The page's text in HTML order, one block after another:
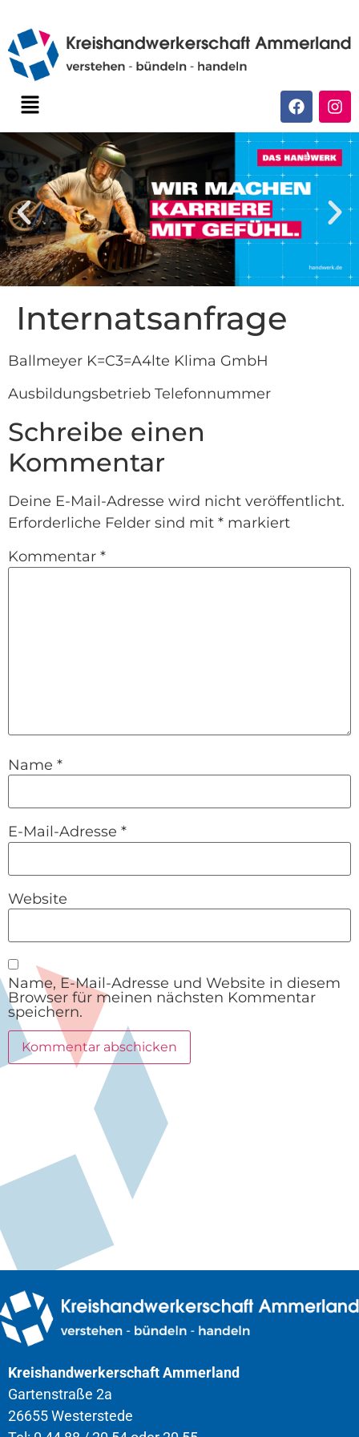
Internatsanfrage
Ballmeyer K=C3=A4lte Klima GmbH
Ausbildungsbetrieb Telefonnummer
Schreibe einen
Kommentar
Deine E-Mail-Adresse wird nicht veröffentlicht.
Erforderliche Felder sind mit * markiert
Kommentar *
Name *
E-Mail-Adresse *
Website
Name, E-Mail-Adresse und Website in diesem
Browser für meinen nächsten Kommentar
speichern.
Kreishandwerkerschaft Ammerland
Gartenstraße 2a
26655 Westerstede